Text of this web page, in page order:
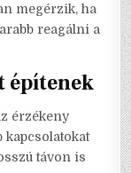
megérzik, ha
reagálni a
építenek
érzékeny
kapcsolatokat
távon is